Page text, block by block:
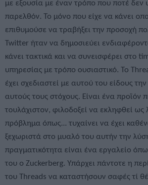
με εξουσία με έναν τρόπο που ποτέ δεν
παρελθόν. Το μόνο που είχε να κάνει
επιθυμούσε να τραβήξει την προσοχή
Twitter ήταν να δημοσιεύει
κάνει τακτικά και να συνεισφέρει στο
υπηρεσίας με τρόπο ουσιαστικό. Το
έχει σχεδιαστεί με αυτού του είδους
αυτούς τους στόχους. Είναι ένα προϊόν
τουλάχιστον, φιλοδοξεί να εκληφθεί ως
πρόβλημα όπως... τυχαίνει να έχει
ξεχωριστά στο μυαλό του αυτήν την
πραγματικότητα είναι ένα εργαλείο
του ο Zuckerberg. Υπάρχει πάντοτε η
του Threads να καταστήσουν σαφές τί